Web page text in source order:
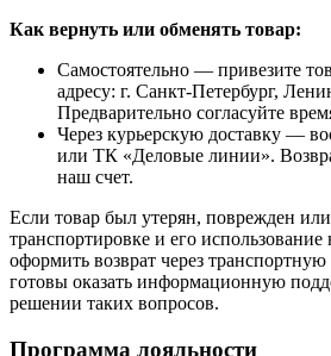
Как вернуть или обменять товар:
Самостоятельно — привезите
адресу: г. Санкт-Петербург,
Предварительно согласуйте
Через курьерскую доставку —
или ТК «Деловые линии».
наш счет.
Если товар был утерян, поврежден
транспортировке и его
оформить возврат через
готовы оказать информационную
решении таких вопросов.
Программа лояльности